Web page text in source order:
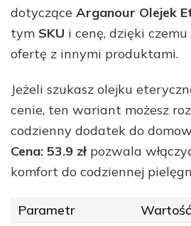
dotyczące Arganour Olejek
tym SKU i cenę, dzięki
ofertę z innymi produktami.
Jeżeli szukasz olejku
cenie, ten wariant możesz
codzienny dodatek do
Cena: 53.9 złpozwala
komfort do codziennej
Parametr Wartość